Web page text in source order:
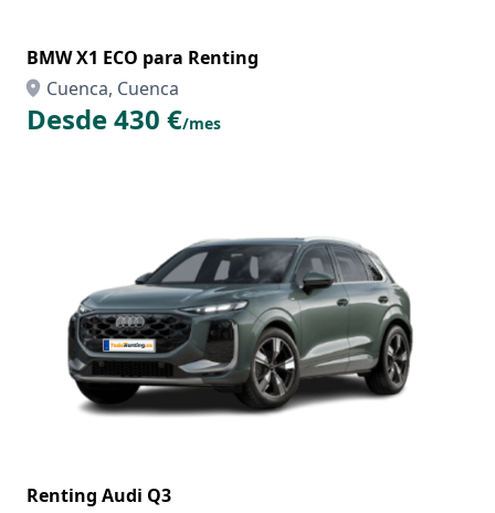
BMW X1 ECO para Renting
Cuenca, Cuenca
Desde 430 €/mes
Renting Audi Q3